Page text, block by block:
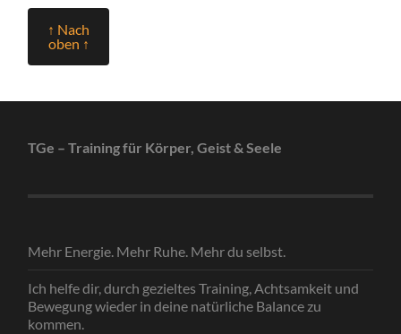
↑ Nach
oben ↑
TGe – Training für Körper, Geist & Seele
Mehr Energie. Mehr Ruhe. Mehr du selbst.
Ich helfe dir, durch gezieltes Training, Achtsamkeit und
Bewegung wieder in deine natürliche Balance zu
kommen.